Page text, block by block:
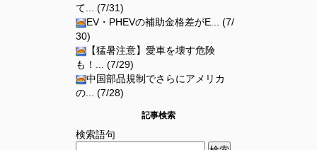
て... (7/31)
EV・PHEVの補助金格差がE... (7/
30)
【猛暑注意】愛車を壊す危険
も！... (7/29)
中国部品規制でさらにアメリカ
の... (7/28)
記事検索
検索語句